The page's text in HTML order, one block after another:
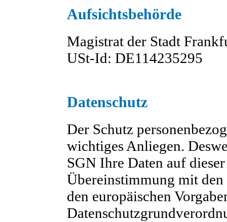
Aufsichtsbehörde
Magistrat der Stadt
USt-Id: DE114235295
Datenschutz
Der Schutz
wichtiges Anliegen.
SGN Ihre Daten auf
Übereinstimmung mit den
den europäischen